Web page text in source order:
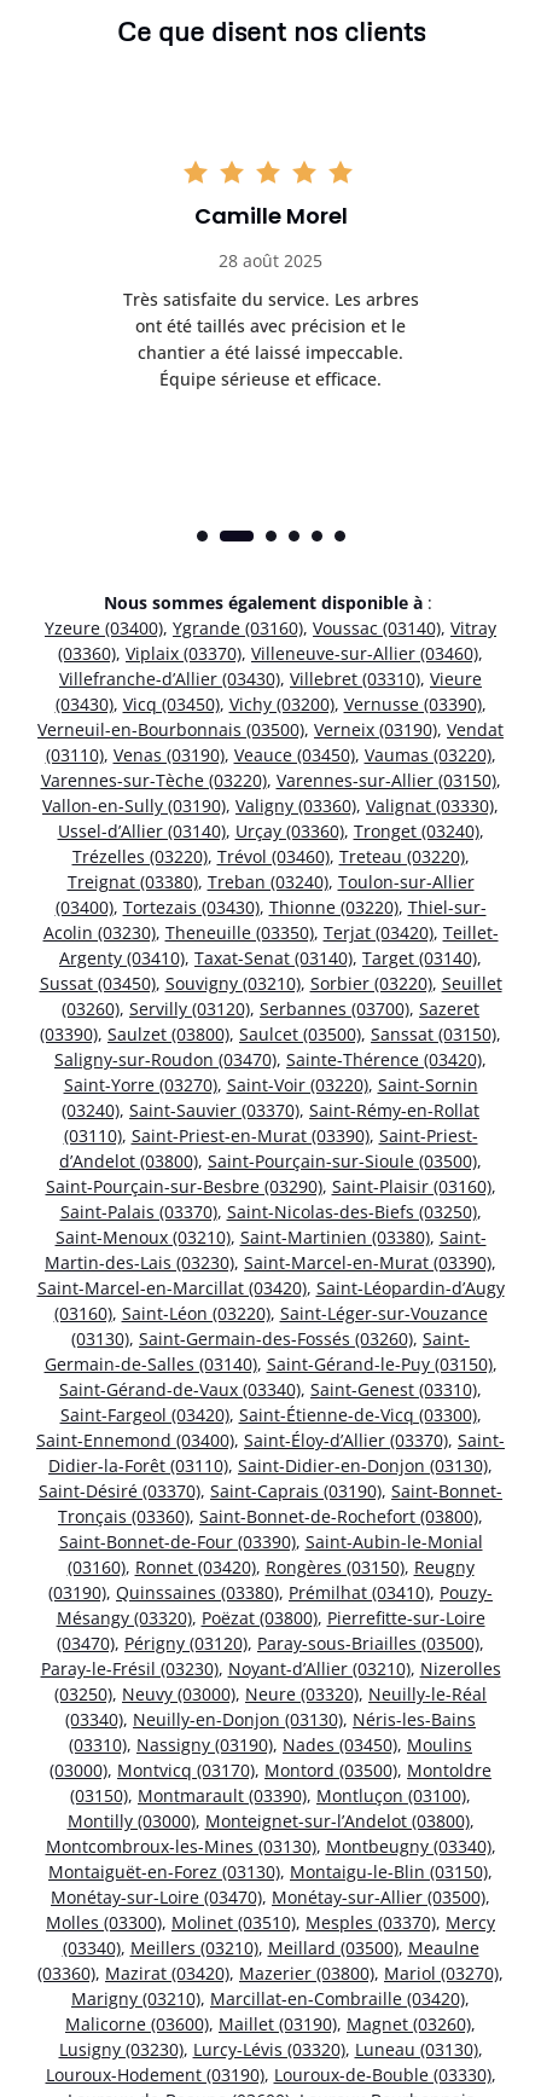
Ce que disent nos clients
Camille Morel
28 août 2025
Très satisfaite du service. Les arbres
ont été taillés avec précision et le
chantier a été laissé impeccable.
Équipe sérieuse et efficace.
Nous sommes également disponible à :
Yzeure (03400), Ygrande (03160), Voussac (03140), Vitray
(03360), Viplaix (03370), Villeneuve-sur-Allier (03460),
Villefranche-d’Allier (03430), Villebret (03310), Vieure
(03430), Vicq (03450), Vichy (03200), Vernusse (03390),
Verneuil-en-Bourbonnais (03500), Verneix (03190), Vendat
(03110), Venas (03190), Veauce (03450), Vaumas (03220),
Varennes-sur-Tèche (03220), Varennes-sur-Allier (03150),
Vallon-en-Sully (03190), Valigny (03360), Valignat (03330),
Ussel-d’Allier (03140), Urçay (03360), Tronget (03240),
Trézelles (03220), Trévol (03460), Treteau (03220),
Treignat (03380), Treban (03240), Toulon-sur-Allier
(03400), Tortezais (03430), Thionne (03220), Thiel-sur-
Acolin (03230), Theneuille (03350), Terjat (03420), Teillet-
Argenty (03410), Taxat-Senat (03140), Target (03140),
Sussat (03450), Souvigny (03210), Sorbier (03220), Seuillet
(03260), Servilly (03120), Serbannes (03700), Sazeret
(03390), Saulzet (03800), Saulcet (03500), Sanssat (03150),
Saligny-sur-Roudon (03470), Sainte-Thérence (03420),
Saint-Yorre (03270), Saint-Voir (03220), Saint-Sornin
(03240), Saint-Sauvier (03370), Saint-Rémy-en-Rollat
(03110), Saint-Priest-en-Murat (03390), Saint-Priest-
d’Andelot (03800), Saint-Pourçain-sur-Sioule (03500),
Saint-Pourçain-sur-Besbre (03290), Saint-Plaisir (03160),
Saint-Palais (03370), Saint-Nicolas-des-Biefs (03250),
Saint-Menoux (03210), Saint-Martinien (03380), Saint-
Martin-des-Lais (03230), Saint-Marcel-en-Murat (03390),
Saint-Marcel-en-Marcillat (03420), Saint-Léopardin-d’Augy
(03160), Saint-Léon (03220), Saint-Léger-sur-Vouzance
(03130), Saint-Germain-des-Fossés (03260), Saint-
Germain-de-Salles (03140), Saint-Gérand-le-Puy (03150),
Saint-Gérand-de-Vaux (03340), Saint-Genest (03310),
Saint-Fargeol (03420), Saint-Étienne-de-Vicq (03300),
Saint-Ennemond (03400), Saint-Éloy-d’Allier (03370), Saint-
Didier-la-Forêt (03110), Saint-Didier-en-Donjon (03130),
Saint-Désiré (03370), Saint-Caprais (03190), Saint-Bonnet-
Tronçais (03360), Saint-Bonnet-de-Rochefort (03800),
Saint-Bonnet-de-Four (03390), Saint-Aubin-le-Monial
(03160), Ronnet (03420), Rongères (03150), Reugny
(03190), Quinssaines (03380), Prémilhat (03410), Pouzy-
Mésangy (03320), Poëzat (03800), Pierrefitte-sur-Loire
(03470), Périgny (03120), Paray-sous-Briailles (03500),
Paray-le-Frésil (03230), Noyant-d’Allier (03210), Nizerolles
(03250), Neuvy (03000), Neure (03320), Neuilly-le-Réal
(03340), Neuilly-en-Donjon (03130), Néris-les-Bains
(03310), Nassigny (03190), Nades (03450), Moulins
(03000), Montvicq (03170), Montord (03500), Montoldre
(03150), Montmarault (03390), Montluçon (03100),
Montilly (03000), Monteignet-sur-l’Andelot (03800),
Montcombroux-les-Mines (03130), Montbeugny (03340),
Montaiguët-en-Forez (03130), Montaigu-le-Blin (03150),
Monétay-sur-Loire (03470), Monétay-sur-Allier (03500),
Molles (03300), Molinet (03510), Mesples (03370), Mercy
(03340), Meillers (03210), Meillard (03500), Meaulne
(03360), Mazirat (03420), Mazerier (03800), Mariol (03270),
Marigny (03210), Marcillat-en-Combraille (03420),
Malicorne (03600), Maillet (03190), Magnet (03260),
Lusigny (03230), Lurcy-Lévis (03320), Luneau (03130),
Louroux-Hodement (03190), Louroux-de-Bouble (03330),